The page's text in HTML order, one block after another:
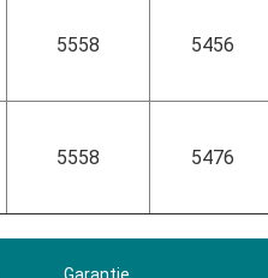
5558 5456
5558 5476